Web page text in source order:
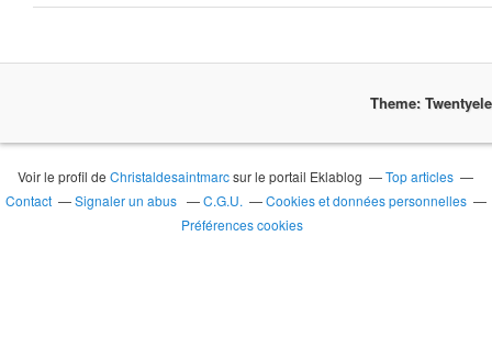
Theme:
Voir le profil deChristaldesaintmarcsur le portail Eklablog
Top articles
Contact
Signaler un abus C.G.U.
Cookies et données personnelles
Préférences cookies